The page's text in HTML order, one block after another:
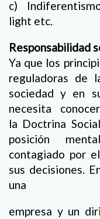
c)
light etc.
Responsabilidad
Ya que los
reguladoras de
sociedad y en
necesita
la Doctrina
posición
contagiado por
sus decisiones.
una
empresa y un